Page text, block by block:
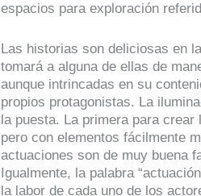
espacios para exploración
Las historias son deliciosas en
tomará a alguna de ellas de
aunque intrincadas en su
propios protagonistas. La
la puesta. La primera para
pero con elementos fácilmente
actuaciones son de muy buena
Igualmente, la palabra
la labor de cada uno de los